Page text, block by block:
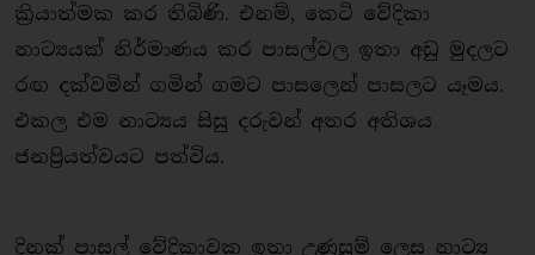
ක්‍රියාත්මක කර තිබිණි. එනම්, කෙටි වේදිකා
නාට්‍යයක් නිර්මාණය කර පාසල්වල ඉතා අඩු මුදලට
රඟ දක්වමින් ගමින් ගමට පාසලෙන් පාසලට යෑමය.
එකල එම නාට්‍යය සිසු දරුවන් අතර අතිශය
ජනප්‍රියත්වයට පත්විය.
දිනක් පාසල් වේදිකාවක ඉතා උණුසුම් ලෙස නාට්‍ය